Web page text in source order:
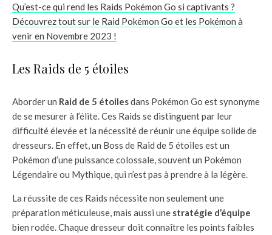
Qu’est-ce qui rend les Raids Pokémon Go si captivants ?
Découvrez tout sur le Raid Pokémon Go et les Pokémon à
venir en Novembre 2023 !
Les Raids de 5 étoiles
Aborder un Raid de 5 étoilesdans Pokémon Go est synonyme
de se mesurer à l’élite. Ces Raids se distinguent par leur
difficulté élevée et la nécessité de réunir une équipe solide de
dresseurs. En effet, un Boss de Raid de 5 étoiles est un
Pokémon d’une puissance colossale, souvent un Pokémon
Légendaire ou Mythique, qui n’est pas à prendre à la légère.
La réussite de ces Raids nécessite non seulement une
préparation méticuleuse, mais aussi une stratégie d’équipe
bien rodée. Chaque dresseur doit connaître les points faibles